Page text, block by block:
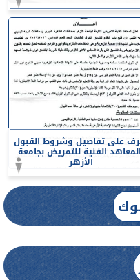
على تفاصيل وشروط القبول
الفنية للتمريض بجامعة
الأزهر